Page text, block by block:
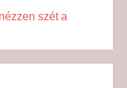
szét a